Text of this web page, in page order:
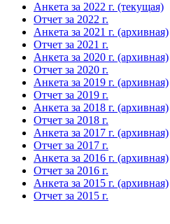
Анкета за 2022 г. (текущая)
Отчет за 2022 г.
Анкета за 2021 г. (архивная)
Отчет за 2021 г.
Анкета за 2020 г. (архивная)
Отчет за 2020 г.
Анкета за 2019 г. (архивная)
Отчет за 2019 г.
Анкета за 2018 г. (архивная)
Отчет за 2018 г.
Анкета за 2017 г. (архивная)
Отчет за 2017 г.
Анкета за 2016 г. (архивная)
Отчет за 2016 г.
Анкета за 2015 г. (архивная)
Отчет за 2015 г.